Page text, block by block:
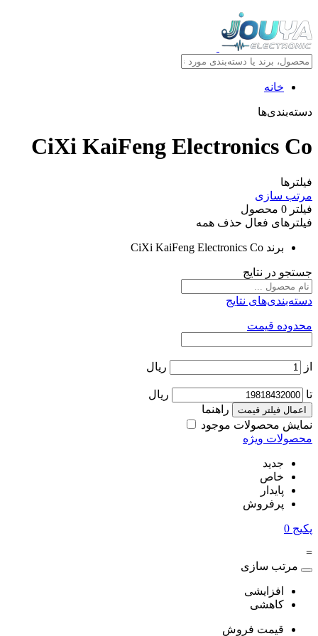
خانه
دسته‌بندی‌ها
CiXi KaiFeng Electronics Co
فیلترها
مرتب سازی
فیلتر 0 محصول
فیلترهای فعال حذف همه
برند CiXi KaiFeng Electronics Co
جستجو در نتایج
دسته‌بندی‌های نتایج
محدوده قیمت
از ریال
تا ریال
اعمال فیلتر قیمت
راهنما
نمایش محصولات موجود
محصولات ویژه
جدید
خاص
پایدار
پرفروش
پکیج 0
=
مرتب سازی
افزایشی
کاهشی
قیمت فروش